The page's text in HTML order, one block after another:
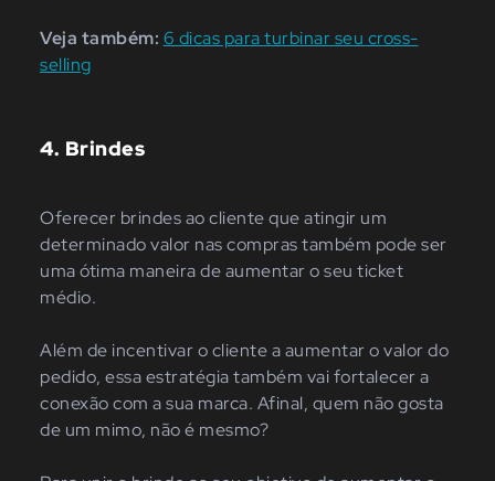
Veja também: 6 dicas para turbinar seu cross-
selling
4. Brindes
Oferecer brindes ao cliente que atingir um
determinado valor nas compras também pode ser
uma ótima maneira de aumentar o seu ticket
médio.
Além de incentivar o cliente a aumentar o valor do
pedido, essa estratégia também vai fortalecer a
conexão com a sua marca. Afinal, quem não gosta
de um mimo, não é mesmo?